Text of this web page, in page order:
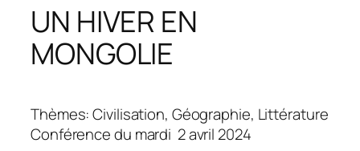
UN HIVER EN
MONGOLIE
Thèmes: Civilisation, Géographie, Littérature
Conférence du mardi 2 avril 2024